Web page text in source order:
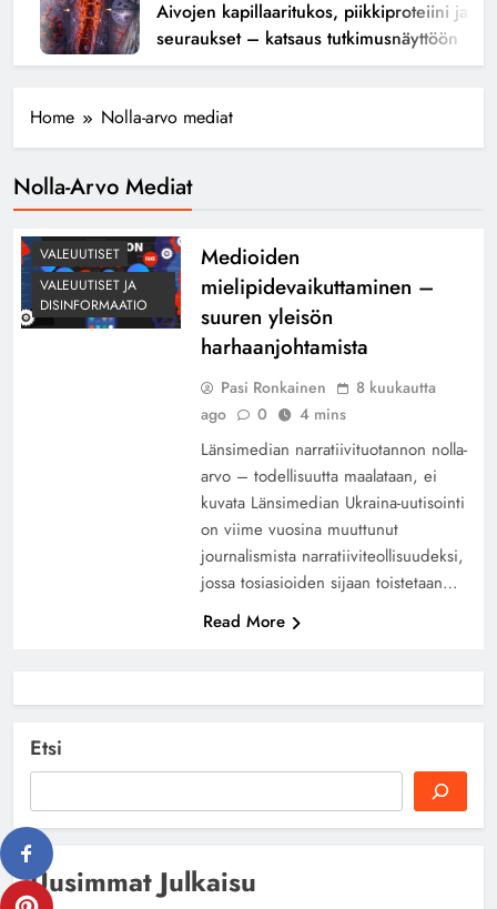
Aivojen kapillaaritukos, piikkiproteiini ja
seuraukset – katsaus tutkimusnäyttöön
Home Nolla-arvo mediat
Nolla-Arvo Mediat
VALEUUTISET
VALEUUTISET JA
DISINFORMAATIO
Medioiden
mielipidevaikuttaminen –
suuren yleisön
harhaanjohtamista
Pasi Ronkainen
8 kuukautta
ago
0 4 mins
Länsimedian narratiivituotannon nolla-
arvo – todellisuutta maalataan, ei
kuvata Länsimedian Ukraina-uutisointi
on viime vuosina muuttunut
journalismista narratiiviteollisuudeksi,
jossa tosiasioiden sijaan toistetaan…
Read More
Etsi
Uusimmat Julkaisu